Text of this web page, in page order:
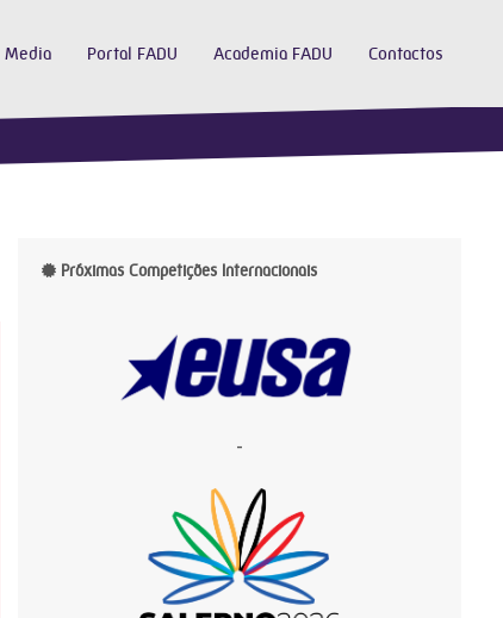
Media Portal FADU Academia FADU Contactos
Próximas Competições Internacionais
-